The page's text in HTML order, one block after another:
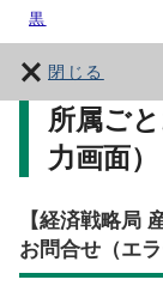
黒
閉じる
所属ご
力画面）
【経済戦略局
お問合せ（エラ